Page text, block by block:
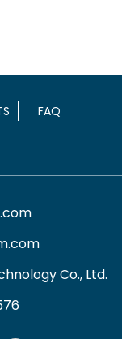
FAQ
Co., Ltd.